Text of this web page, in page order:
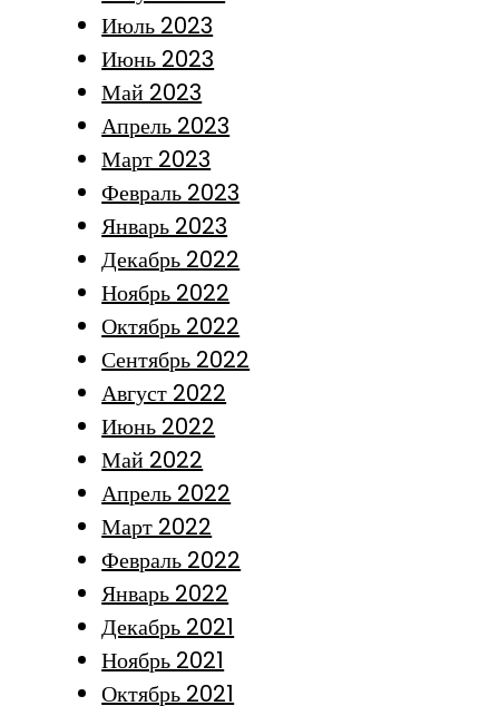
Июль 2023
Июнь 2023
Май 2023
Апрель 2023
Март 2023
Февраль 2023
Январь 2023
Декабрь 2022
Ноябрь 2022
Октябрь 2022
Сентябрь 2022
Август 2022
Июнь 2022
Май 2022
Апрель 2022
Март 2022
Февраль 2022
Январь 2022
Декабрь 2021
Ноябрь 2021
Октябрь 2021